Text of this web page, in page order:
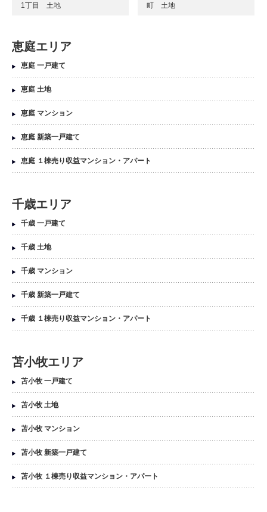
1丁目 土地
町 土地
恵庭エリア
恵庭 一戸建て
恵庭 土地
恵庭 マンション
恵庭 新築一戸建て
恵庭 １棟売り収益マンション・アパート
千歳エリア
千歳 一戸建て
千歳 土地
千歳 マンション
千歳 新築一戸建て
千歳 １棟売り収益マンション・アパート
苫小牧エリア
苫小牧 一戸建て
苫小牧 土地
苫小牧 マンション
苫小牧 新築一戸建て
苫小牧 １棟売り収益マンション・アパート